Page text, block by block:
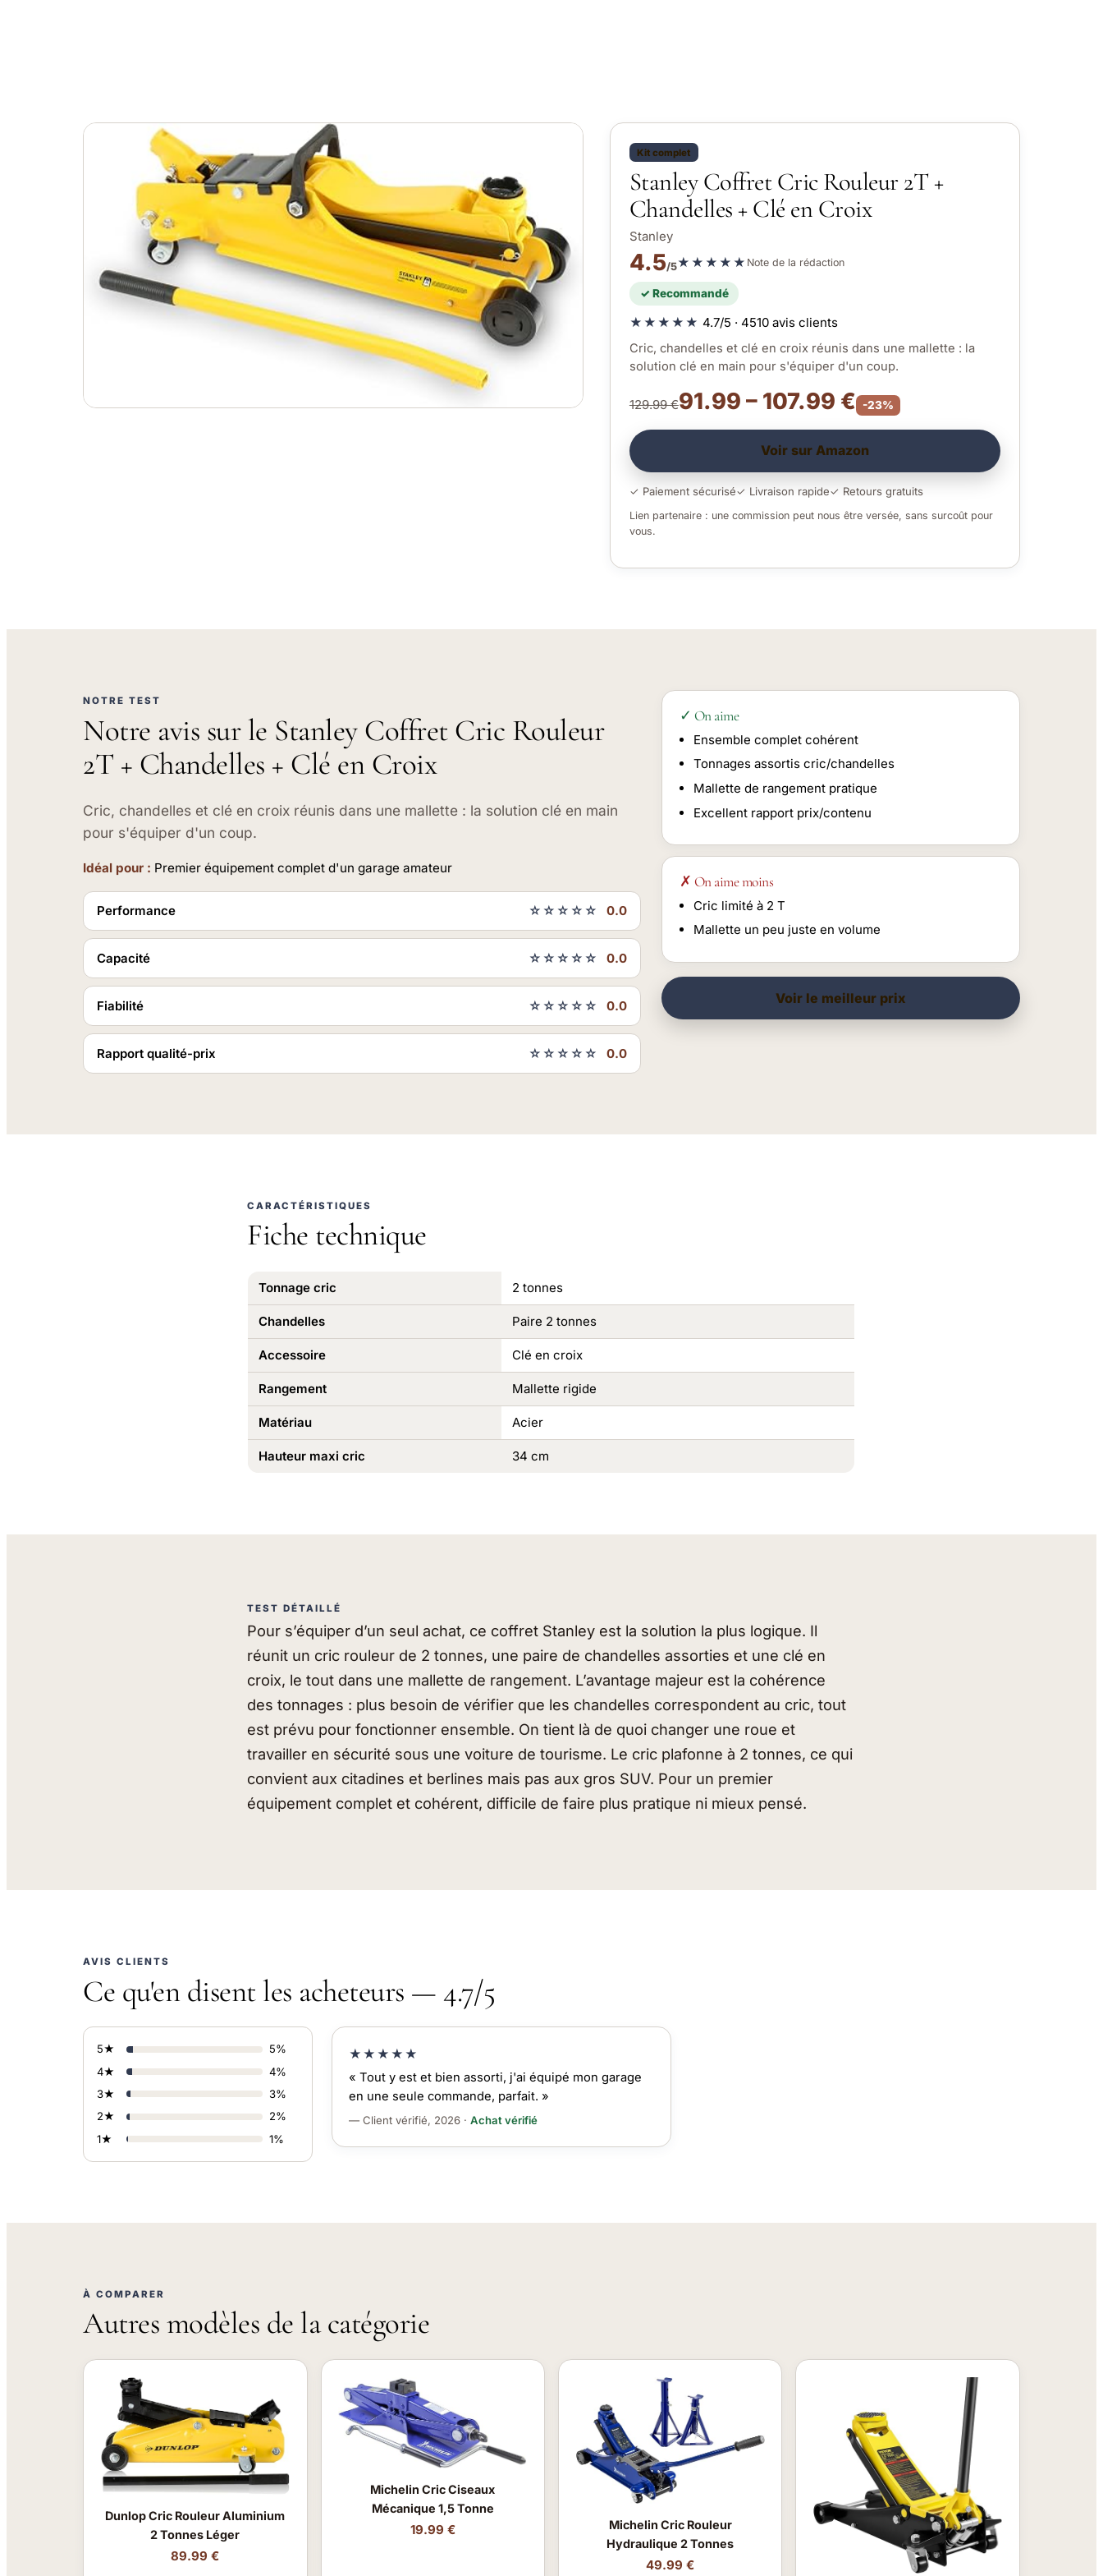
Kit complet
Stanley Coffret Cric Rouleur 2T +
Chandelles + Clé en Croix
Stanley
4.5/5★★★★★ Note de la rédaction
✓ Recommandé
★★★★★ 4.7/5 · 4510 avis clients
Cric, chandelles et clé en croix réunis dans une mallette : la
solution clé en main pour s'équiper d'un coup.
129.99 €91.99 – 107.99 € -23%
Voir sur Amazon
✓ Paiement sécurisé✓ Livraison rapide✓ Retours gratuits
Lien partenaire : une commission peut nous être versée, sans surcoût pour
vous.
NOTRE TEST
Notre avis sur le Stanley Coffret Cric Rouleur
2T + Chandelles + Clé en Croix
Cric, chandelles et clé en croix réunis dans une mallette : la solution clé en main
pour s'équiper d'un coup.
Idéal pour : Premier équipement complet d'un garage amateur
Performance ☆☆☆☆☆ 0.0
Capacité ☆☆☆☆☆ 0.0
Fiabilité ☆☆☆☆☆ 0.0
Rapport qualité-prix ☆☆☆☆☆ 0.0
✓ On aime
Ensemble complet cohérent
Tonnages assortis cric/chandelles
Mallette de rangement pratique
Excellent rapport prix/contenu
✗ On aime moins
Cric limité à 2 T
Mallette un peu juste en volume
Voir le meilleur prix
CARACTÉRISTIQUES
Fiche technique
Tonnage cric 2 tonnes
Chandelles Paire 2 tonnes
Accessoire Clé en croix
Rangement Mallette rigide
Matériau Acier
Hauteur maxi cric 34 cm
TEST DÉTAILLÉ
Pour s’équiper d’un seul achat, ce coffret Stanley est la solution la plus logique. Il
réunit un cric rouleur de 2 tonnes, une paire de chandelles assorties et une clé en
croix, le tout dans une mallette de rangement. L’avantage majeur est la cohérence
des tonnages : plus besoin de vérifier que les chandelles correspondent au cric, tout
est prévu pour fonctionner ensemble. On tient là de quoi changer une roue et
travailler en sécurité sous une voiture de tourisme. Le cric plafonne à 2 tonnes, ce qui
convient aux citadines et berlines mais pas aux gros SUV. Pour un premier
équipement complet et cohérent, difficile de faire plus pratique ni mieux pensé.
AVIS CLIENTS
Ce qu'en disent les acheteurs — 4.7/5
5★
5%
4★
4%
3★
3%
2★
2%
1★
1%
★★★★★
« Tout y est et bien assorti, j'ai équipé mon garage
en une seule commande, parfait. »
— Client vérifié, 2026 ·Achat vérifié
À COMPARER
Autres modèles de la catégorie
Dunlop Cric Rouleur Aluminium
2 Tonnes Léger
89.99 €
Michelin Cric Ciseaux
Mécanique 1,5 Tonne
19.99 €
Michelin Cric Rouleur
Hydraulique 2 Tonnes
49.99 €